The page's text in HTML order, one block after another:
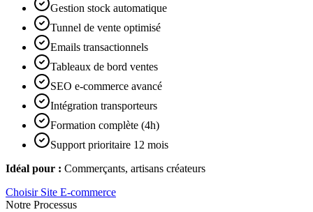
Gestion stock automatique
Tunnel de vente optimisé
Emails transactionnels
Tableaux de bord ventes
SEO e-commerce avancé
Intégration transporteurs
Formation complète (4h)
Support prioritaire 12 mois
Idéal pour : Commerçants, artisans créateurs
Choisir Site E-commerce
Notre Processus